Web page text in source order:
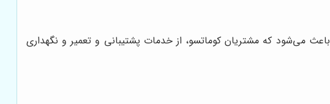
می‌شود که مشتریان کوماتسو، از خدمات پشتیبانی و تعمیر و نگهداری